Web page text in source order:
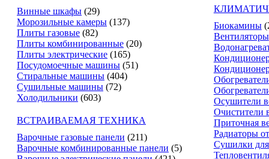
Винные шкафы (29)
Морозильные камеры (137)
Плиты газовые (82)
Плиты комбинированные (20)
Плиты электрические (165)
Посудомоечные машины (51)
Стиральные машины (404)
Сушильные машины (72)
Холодильники (603)
ВСТРАИВАЕМАЯ ТЕХНИКА
Варочные газовые панели (211)
Варочные комбинированные панели (5)
Биокамины
Вентиляторы
Осушители
Очистители
Приточная
Радиаторы
Сушилки